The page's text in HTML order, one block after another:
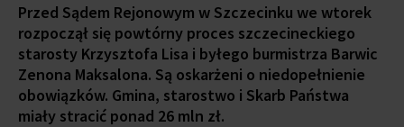
Przed Sądem Rejonowym w Szczecinku we wtorek
rozpoczął się powtórny proces szczecineckiego
starosty Krzysztofa Lisa i byłego burmistrza Barwic
Zenona Maksalona. Są oskarżeni o niedopełnienie
obowiązków. Gmina, starostwo i Skarb Państwa
miały stracić ponad 26 mln zł.